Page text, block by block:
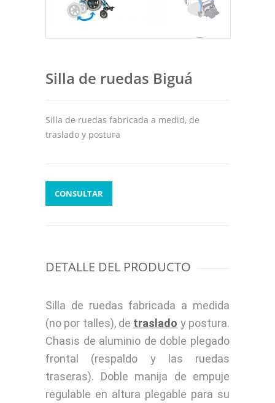
Silla de ruedas Biguá
Silla de ruedas fabricada a medid, de
traslado y postura
CONSULTAR
DETALLE DEL PRODUCTO
Silla de ruedas fabricada a medida
(no por talles), de traslado y postura.
Chasis de aluminio de doble plegado
frontal (respaldo y las ruedas
traseras). Doble manija de empuje
regulable en altura plegable para su